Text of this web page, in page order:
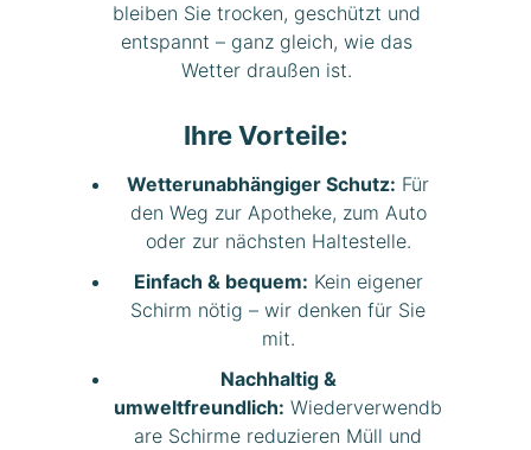
bleiben Sie trocken, geschützt und
entspannt – ganz gleich, wie das
Wetter draußen ist.
Ihre Vorteile:
Wetterunabhängiger Schutz: Für
den Weg zur Apotheke, zum Auto
oder zur nächsten Haltestelle.
Einfach & bequem: Kein eigener
Schirm nötig – wir denken für Sie
mit.
Nachhaltig &
umweltfreundlich: Wiederverwendb
are Schirme reduzieren Müll und